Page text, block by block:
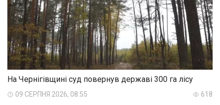
На Чернігівщині суд повернув державі 300 га лісу
09 СЕРПНЯ 2026, 08:55 618